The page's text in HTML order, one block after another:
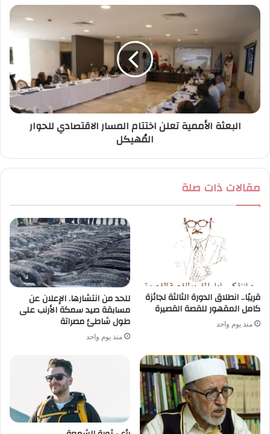
البعثة الأممية تعلن اختتام المسار الاقتصادي للحوار
المُهيكل
مقالات ذات صلة
قريبًا.. انطلاق الدورة الثالثة لجائزة
كامل المقهور للقصة القصيرة
منذ يوم واحد
للحد من انتشارها. الإعلان عن
مسابقة صيد سمكة الأرنب على
طول شاطئ مصراتة
منذ يوم واحد